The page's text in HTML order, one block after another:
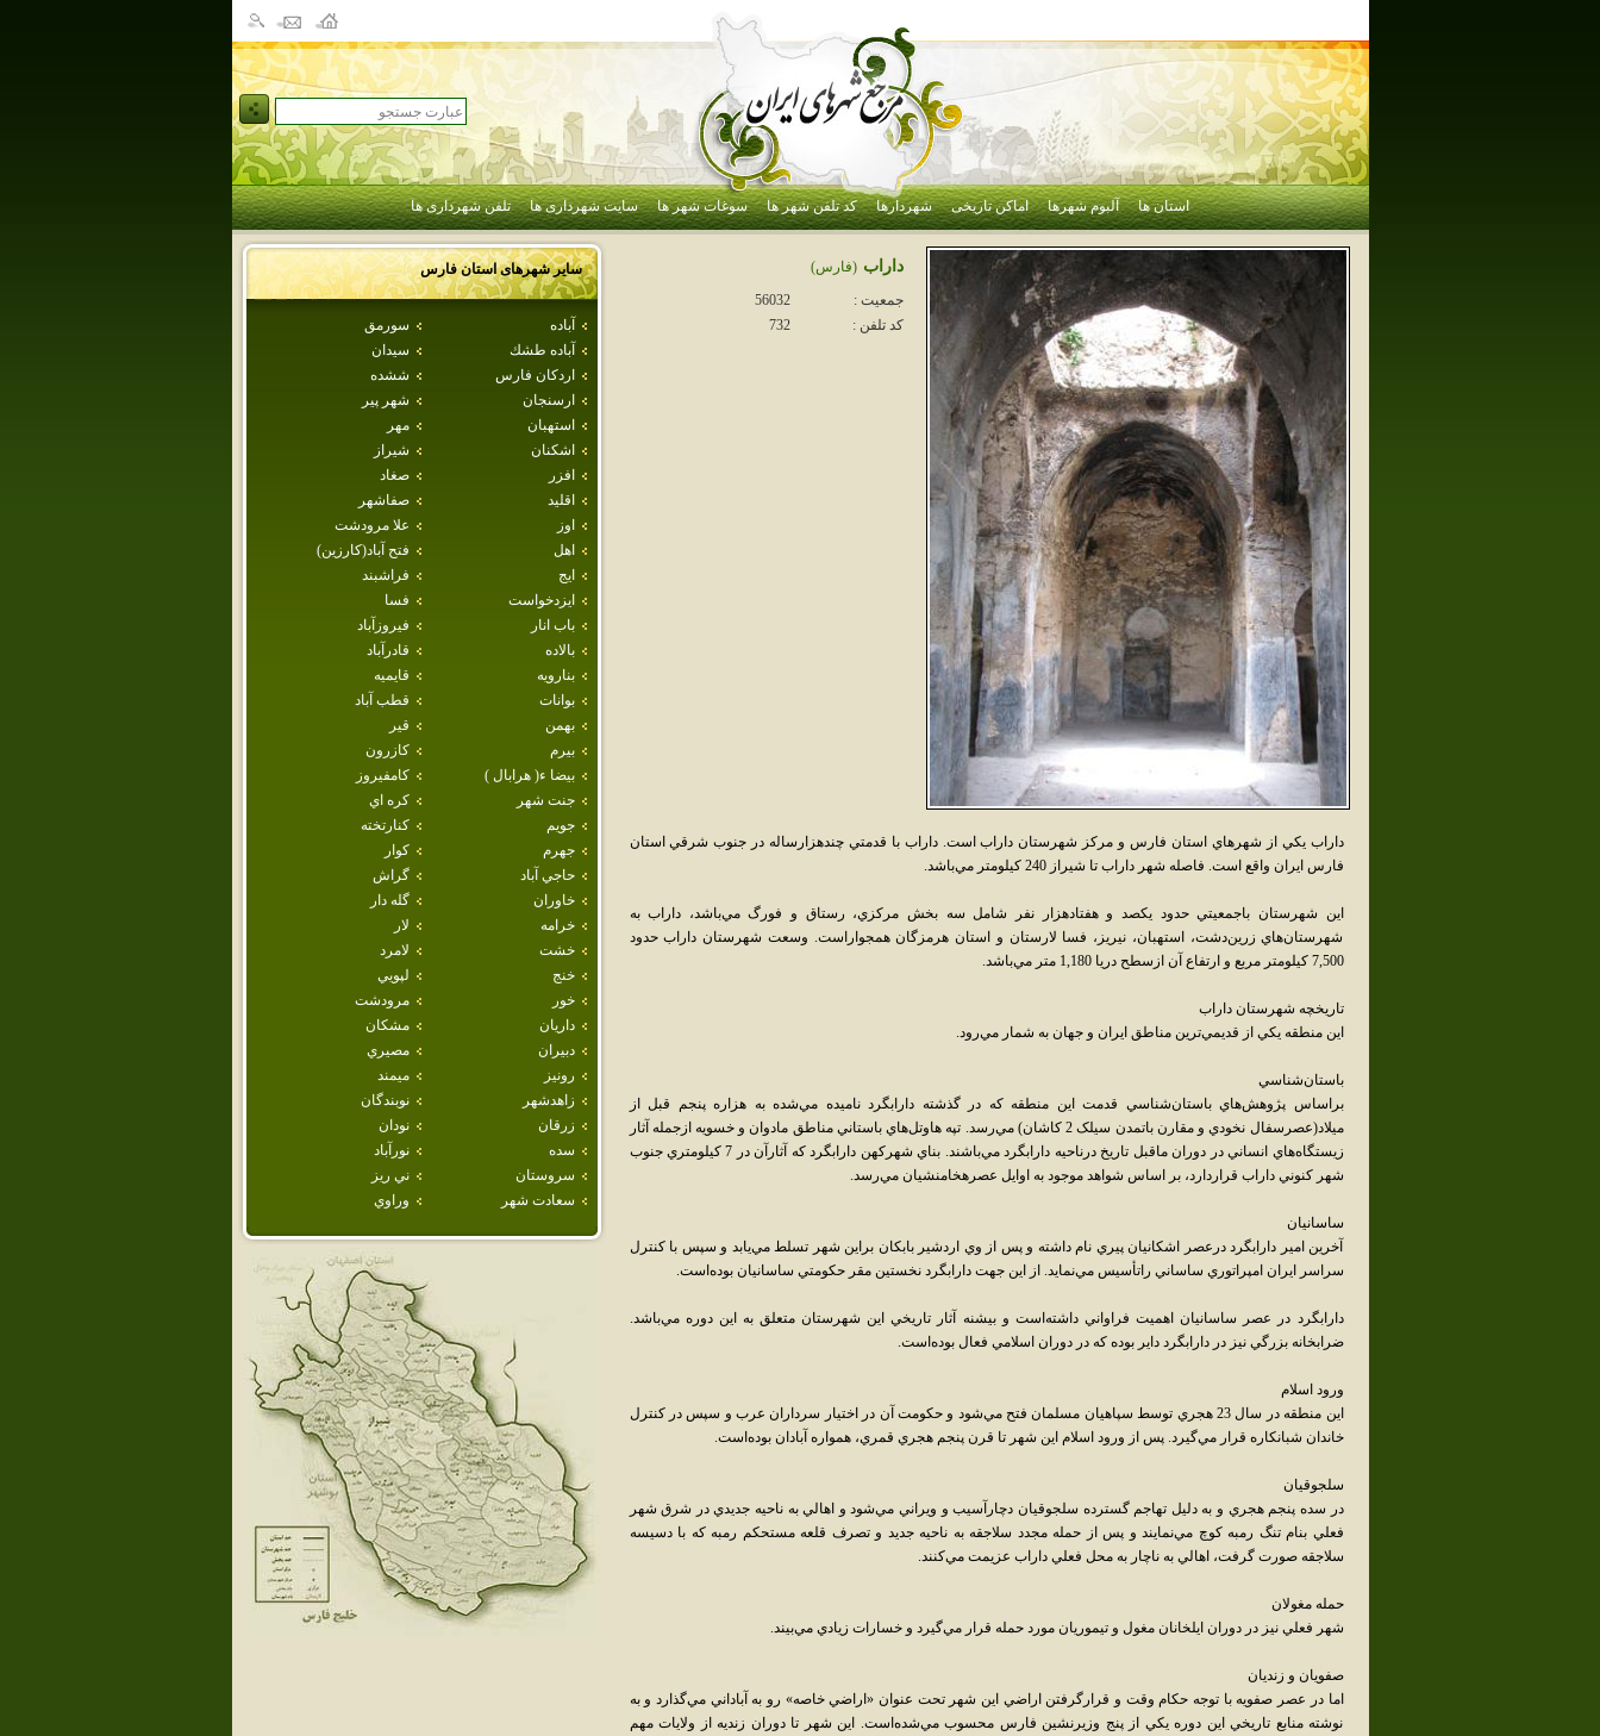
استان ها آلبوم شهرها اماکن تاریخی شهردارها کد تلفن شهر ها سوغات شهر ها سایت شهرداری ها تلفن شهرداری ها
سایر شهرهای استانفارس
آباده
سورمق
آباده طشك
سيدان
اردكان فارس
ششده
ارسنجان
شهر پير
استهبان
مهر
اشكنان
شيراز
افزر
صغاد
اقليد
صفاشهر
اوز
علا مرودشت
اهل
فتح آباد(كارزين)
ايج
فراشبند
ايزدخواست
فسا
باب انار
فيروزآباد
بالاده
قادرآباد
بنارويه
قايميه
بوانات
قطب آباد
بهمن
قير
بيرم
كازرون
بيضا ء( هرابال )
كامفيروز
جنت شهر
كره اي
جويم
كنارتخته
جهرم
كوار
حاجي آباد
گراش
خاوران
گله دار
خرامه
لار
خشت
لامرد
خنج
لپويي
خور
مرودشت
داريان
مشكان
دبيران
مصيري
رونيز
ميمند
زاهدشهر
نوبندگان
زرقان
نودان
سده
نورآباد
سروستان
ني ريز
سعادت شهر
وراوي
داراب (فارس)
جمعیت :
56032
کد تلفن :
732
داراب يکي از شهرهاي استان فارس و مرکز شهرستان داراب است. داراب با قدمتي چندهزارساله در جنوب شرقي استان
فارس ايران واقع است. فاصله شهر داراب تا شيراز 240 کيلومتر مي‌باشد.
اين شهرستان باجمعيتي حدود يکصد و هفتادهزار نفر شامل سه بخش مرکزي، رستاق و فورگ مي‌باشد، داراب به
شهرستان‌هاي زرين‌دشت، استهبان، نيريز، فسا لارستان و استان هرمزگان همجواراست. وسعت شهرستان داراب حدود
7,500 کيلومتر مربع و ارتفاع آن ازسطح دريا 1,180 متر مي‌باشد.
تاريخچه شهرستان داراب
اين منطقه يکي از قديمي‌ترين مناطق ايران و جهان به شمار مي‌رود.
باستان‌شناسي
براساس پژوهش‌هاي باستان‌شناسي قدمت اين منطقه که در گذشته دارابگرد ناميده مي‌شده به هزاره پنجم قبل از
ميلاد(عصرسفال نخودي و مقارن باتمدن سيلک 2 کاشان) مي‌رسد. تپه هاوتل‌هاي باستاني مناطق مادوان و خسويه ازجمله آثار
زيستگاه‌هاي انساني در دوران ماقبل تاريخ درناحيه دارابگرد مي‌باشند. بناي شهرکهن دارابگرد که آثارآن در 7 کيلومتري جنوب
شهر کنوني داراب قراردارد، بر اساس شواهد موجود به اوايل عصرهخامنشيان مي‌رسد.
ساسانيان
آخرين امير دارابگرد درعصر اشکانيان پيري نام داشته و پس از وي اردشير بابکان براين شهر تسلط مي‌يابد و سپس با کنترل
سراسر ايران امپراتوري ساساني راتأسيس مي‌نمايد. از اين جهت دارابگرد نخستين مقر حکومتي ساسانيان بوده‌است.
دارابگرد در عصر ساسانيان اهميت فراواني داشته‌است و بيشنه آثار تاريخي اين شهرستان متعلق به اين دوره مي‌باشد.
ضرابخانه بزرگي نيز در دارابگرد داير بوده که در دوران اسلامي فعال بوده‌است.
ورود اسلام
اين منطقه در سال 23 هجري توسط سپاهيان مسلمان فتح مي‌شود و حکومت آن در اختيار سرداران عرب و سپس در کنترل
خاندان شبانکاره قرار مي‌گيرد. پس از ورود اسلام اين شهر تا قرن پنجم هجري قمري، همواره آبادان بوده‌است.
سلجوقيان
در سده پنجم هجري و به دليل تهاجم گسترده سلجوقيان دچارآسيب و ويراني مي‌شود و اهالي به ناحيه جديدي در شرق شهر
فعلي بنام تنگ رمبه کوچ مي‌نمايند و پس از حمله مجدد سلاجقه به ناحيه جديد و تصرف قلعه مستحکم رمبه که با دسيسه
سلاجقه صورت گرفت، اهالي به ناچار به محل فعلي داراب عزيمت مي‌کنند.
حمله مغولان
شهر فعلي نيز در دوران ايلخانان مغول و تيموريان مورد حمله قرار مي‌گيرد و خسارات زيادي مي‌بيند.
صفويان و زنديان
اما در عصر صفويه با توجه حکام وقت و قرارگرفتن اراضي اين شهر تحت عنوان «اراضي خاصه» رو به آباداني مي‌گذارد و به
نوشته منابع تاريخي اين دوره يکي از پنج وزيرنشين فارس محسوب مي‌شده‌است. اين شهر تا دوران زنديه از ولايات مهم